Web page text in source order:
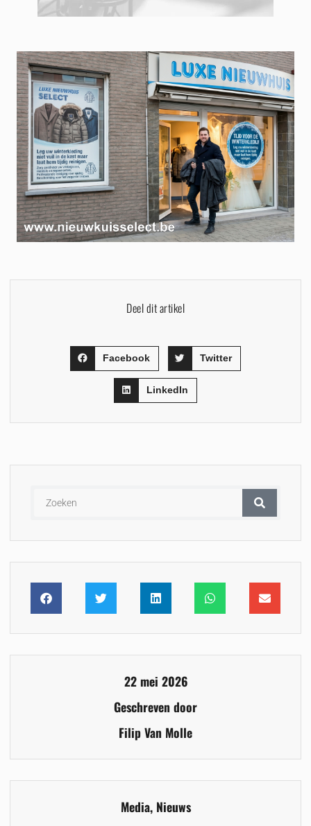
Deel dit artikel
Facebook Twitter
LinkedIn
22 mei 2026
Geschreven door
Filip Van Molle
Media, Nieuws